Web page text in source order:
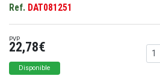
Ref. DAT081251
PVP
22,78€
Disponible